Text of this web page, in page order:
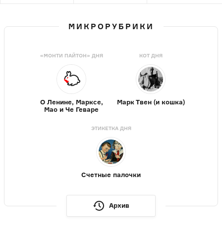
МИКРОРУБРИКИ
«МОНТИ ПАЙТОН» ДНЯ
О Ленине, Марксе,
Мао и Че Геваре
КОТ ДНЯ
Марк Твен (и кошка)
ЭТИКЕТКА ДНЯ
Счетные палочки
Архив